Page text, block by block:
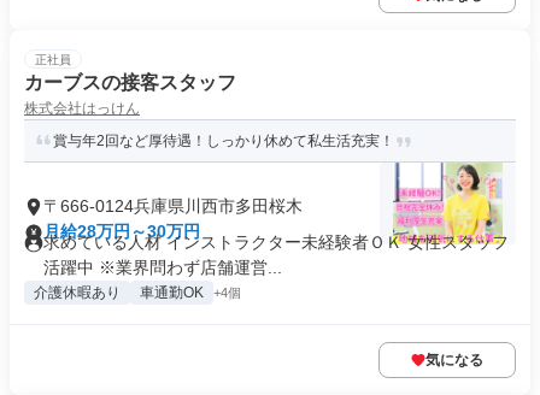
正社員
カーブスの接客スタッフ
株式会社はっけん
賞与年2回など厚待遇！しっかり休めて私生活充実！
〒666-0124兵庫県川西市多田桜木
月給28万円～30万円
求めている人材 インストラクター未経験者ＯＫ 女性スタッフ
活躍中 ※業界問わず店舗運営...
介護休暇あり 車通勤OK +4個
気になる